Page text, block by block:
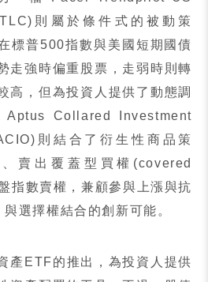
則屬於條件式的被動策
標普500指數與美國短期國債
走強時偏重股票，走弱時則轉
高，但為投資人提供了動態調
Aptus Collared Investment
則結合了衍生性商品策
賣出覆蓋型買權 (covered
指數賣權，兼顧參與上漲與抗
與選擇權結合的創新可能。
產 ETF的推出，為投資人提供